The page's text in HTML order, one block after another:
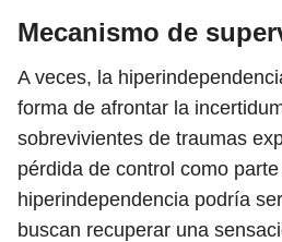
Mecanismo de
A veces, la
forma de afrontar la
sobrevivientes de traumas
pérdida de control como
hiperindependencia podría
buscan recuperar una